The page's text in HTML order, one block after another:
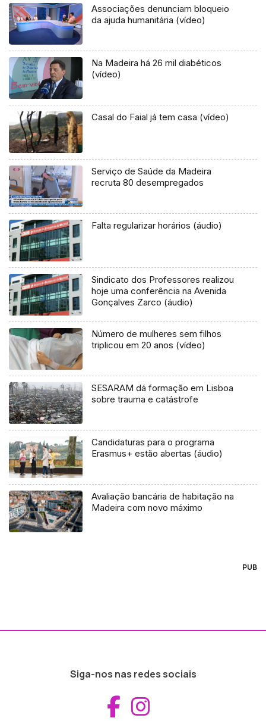
Associações denunciam bloqueio
da ajuda humanitária (vídeo)
Na Madeira há 26 mil diabéticos
(vídeo)
Casal do Faial já tem casa (vídeo)
Serviço de Saúde da Madeira
recruta 80 desempregados
Falta regularizar horários (áudio)
Sindicato dos Professores realizou
hoje uma conferência na Avenida
Gonçalves Zarco (áudio)
Número de mulheres sem filhos
triplicou em 20 anos (vídeo)
SESARAM dá formação em Lisboa
sobre trauma e catástrofe
Candidaturas para o programa
Erasmus+ estão abertas (áudio)
Avaliação bancária de habitação na
Madeira com novo máximo
PUB
Siga-nos nas redes sociais
Aceder ao